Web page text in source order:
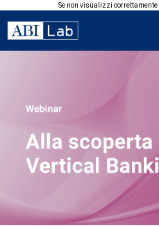
Se non visualizzi